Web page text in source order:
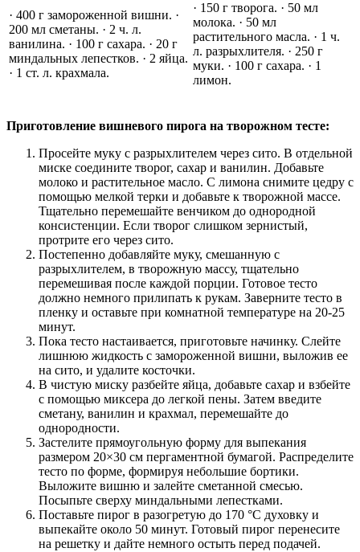
· 400 г замороженной вишни. ·
200 мл сметаны. · 2 ч. л.
ванилина. · 100 г сахара. · 20 г
миндальных лепестков. · 2 яйца.
· 1 ст. л. крахмала.
· 150 г творога. · 50 мл
молока. · 50 мл
растительного масла. · 1 ч.
л. разрыхлителя. · 250 г
муки. · 100 г сахара. · 1
лимон.
Приготовление вишневого пирога на творожном тесте:
Просейте муку с разрыхлителем через сито. В отдельной
миске соедините творог, сахар и ванилин. Добавьте
молоко и растительное масло. С лимона снимите цедру с
помощью мелкой терки и добавьте к творожной массе.
Тщательно перемешайте венчиком до однородной
консистенции. Если творог слишком зернистый,
протрите его через сито.
Постепенно добавляйте муку, смешанную с
разрыхлителем, в творожную массу, тщательно
перемешивая после каждой порции. Готовое тесто
должно немного прилипать к рукам. Заверните тесто в
пленку и оставьте при комнатной температуре на 20-25
минут.
Пока тесто настаивается, приготовьте начинку. Слейте
лишнюю жидкость с замороженной вишни, выложив ее
на сито, и удалите косточки.
В чистую миску разбейте яйца, добавьте сахар и взбейте
с помощью миксера до легкой пены. Затем введите
сметану, ванилин и крахмал, перемешайте до
однородности.
Застелите прямоугольную форму для выпекания
размером 20×30 см пергаментной бумагой. Распределите
тесто по форме, формируя небольшие бортики.
Выложите вишню и залейте сметанной смесью.
Посыпьте сверху миндальными лепестками.
Поставьте пирог в разогретую до 170 °C духовку и
выпекайте около 50 минут. Готовый пирог перенесите
на решетку и дайте немного остыть перед подачей.